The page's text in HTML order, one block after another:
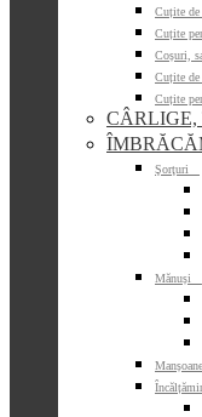
Cuțite de
Cuțite
Coșuri,
Cuțite de
Cuțite
CÂRLIGE,
Şorţuri
Mănuși
Manșoane